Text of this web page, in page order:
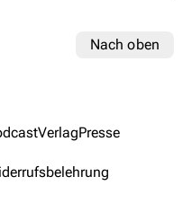
Nach oben
VerlagPresse